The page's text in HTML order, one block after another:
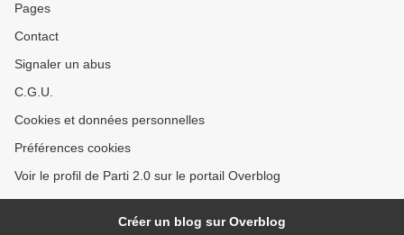
Pages
Contact
Signaler un abus
C.G.U.
Cookies et données personnelles
Préférences cookies
Voir le profil de Parti 2.0 sur le portail Overblog
Créer un blog sur Overblog